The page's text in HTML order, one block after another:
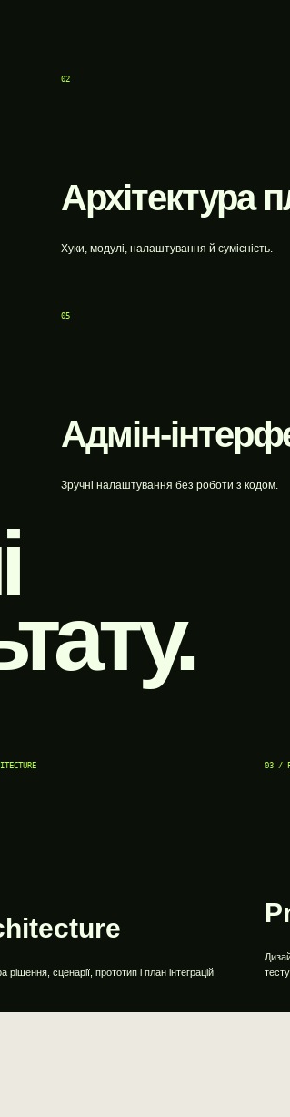
02
Архітектура
Хуки, модулі, налаштування й сумісність.
05
Адмін-
Зручні налаштування без роботи з кодом.
рішення, сценарії, прототип і план інтеграцій.
03 /